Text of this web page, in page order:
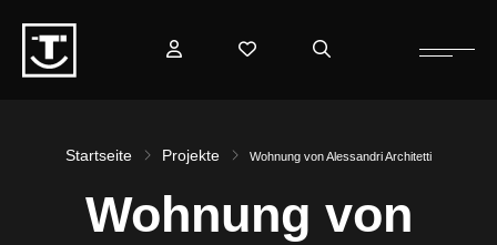
Startseite Projekte Wohnung von Alessandri Architetti
Wohnung von